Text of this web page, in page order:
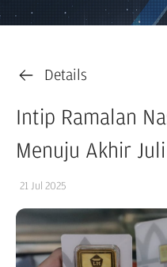
Details
Intip Ramalan
Menuju Akhir
21 Jul 2025